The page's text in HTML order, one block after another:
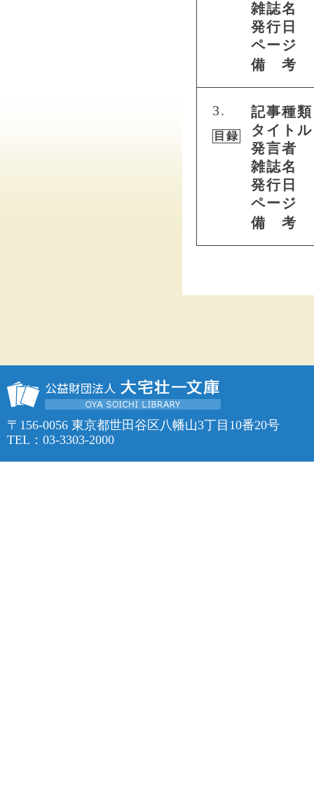
雑誌名
発行日
ページ
備 考
3.
目録
記事種類
タイトル
発言者
雑誌名
発行日
ページ
備 考
〒156-0056 東京都世田谷区八幡山3丁目10番20号
TEL：03-3303-2000